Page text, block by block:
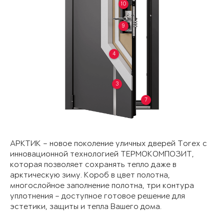
3
4
7
9
10
АРКТИК – новое поколение уличных дверей Torex с
инновационной технологией ТЕРМОКОМПОЗИТ,
которая позволяет сохранять тепло даже в
арктическую зиму. Короб в цвет полотна,
многослойное заполнение полотна, три контура
уплотнения – доступное готовое решение для
эстетики, защиты и тепла Вашего дома.